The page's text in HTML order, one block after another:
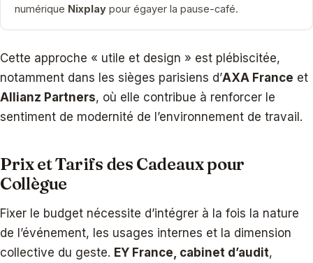
numérique Nixplay pour égayer la pause-café.
Cette approche « utile et design » est plébiscitée,
notamment dans les sièges parisiens d’AXA France et
Allianz Partners, où elle contribue à renforcer le
sentiment de modernité de l’environnement de travail.
Prix et Tarifs des Cadeaux pour
Collègue
Fixer le budget nécessite d’intégrer à la fois la nature
de l’événement, les usages internes et la dimension
collective du geste. EY France, cabinet d’audit,